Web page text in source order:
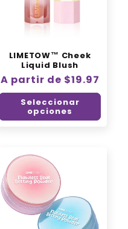
LIMETOW™ Cheek
Liquid Blush
Precio
habitual
A partir de $19.97
Seleccionar
opciones